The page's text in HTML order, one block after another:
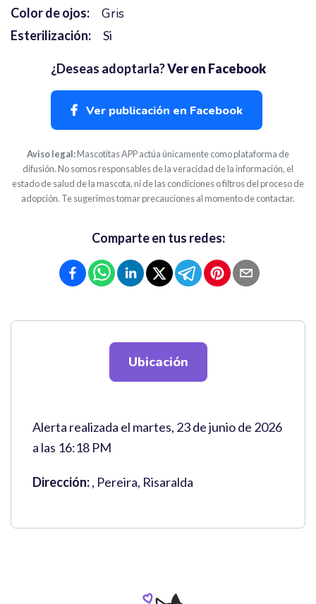
Color de ojos: Gris
Esterilización: Si
¿Deseas adoptarla?Ver en Facebook
Ver publicación en Facebook
Aviso legal:Mascotitas APP actúa únicamente como plataforma de
difusión. No somos responsables de la veracidad de la información, el
estado de salud de la mascota, ni de las condiciones o filtros del proceso de
adopción. Te sugerimos tomar precauciones al momento de contactar.
Comparte en tus redes:
Ubicación
Alerta realizada el martes, 23 de junio de 2026
a las 16:18 PM
Dirección:, Pereira, Risaralda